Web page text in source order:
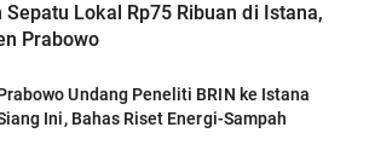
Sepatu Lokal Rp75 Ribuan di Istana,
Prabowo
Undang Peneliti BRIN ke Istana
Ini, Bahas Riset Energi-Sampah